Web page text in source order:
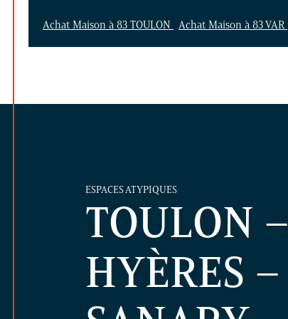
Achat Maison à 83 TOULON Achat Maison à 83 VAR
ESPACES ATYPIQUES
TOULON –
HYÈRES –